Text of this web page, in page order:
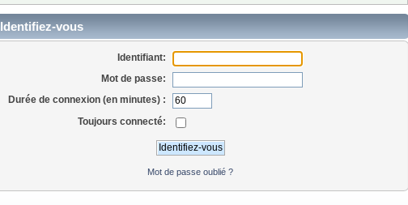
Identifiez-vous
Identifiant:
Mot de passe:
Durée de connexion (en minutes) :
Toujours connecté:
Mot de passe oublié ?